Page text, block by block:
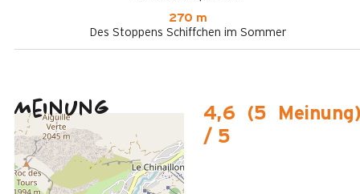
270 m
Des Stoppens Schiffchen im Sommer
Meinung
4,6
/ 5
(5 Meinung
Januar 2026
FRANCOISE
Plus de 50 ans